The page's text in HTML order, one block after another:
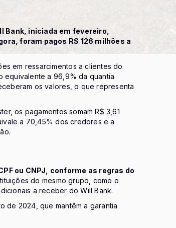
Bank, iniciada em fevereiro,
foram pagos R$ 126 milhões a
em ressarcimentos a clientes do
equivalente a 96,9% da quantia
os valores, o que representa
os pagamentos somam R$ 3,61
a 70,45% dos credores e a
ou CNPJ, conforme as regras do
do mesmo grupo, como o
a receber do Will Bank.
de 2024, que mantêm a garantia